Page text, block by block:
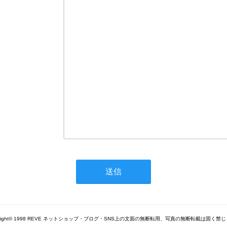
1998 REVE ネットショップ・ブログ・SNS上の文面の無断転用、写真の無断転載は固く禁じ